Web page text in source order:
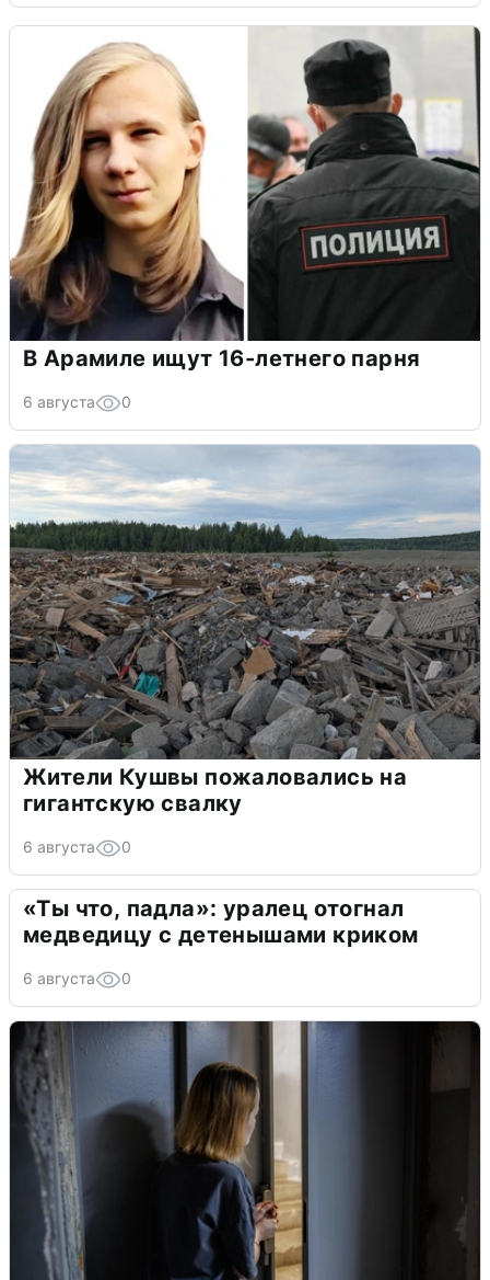
В Арамиле ищут 16-летнего парня
6 августа 0
Жители Кушвы пожаловались на
гигантскую свалку
6 августа 0
«Ты что, падла»: уралец отогнал
медведицу с детенышами криком
6 августа 0